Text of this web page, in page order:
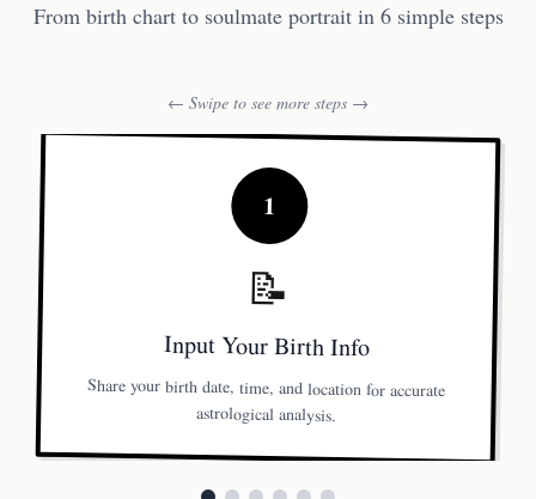
From birth chart to soulmate portrait in 6 simple steps
← Swipe to see more steps →
1
📝
Input Your Birth Info
Share your birth date, time, and location for accurate
astrological analysis.